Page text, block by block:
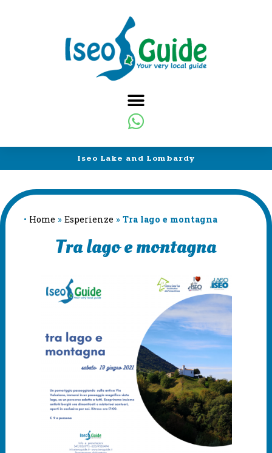
Iseo Lake and Lombardy
• Home » Esperienze » Tra lago e montagna
Tra lago e montagna